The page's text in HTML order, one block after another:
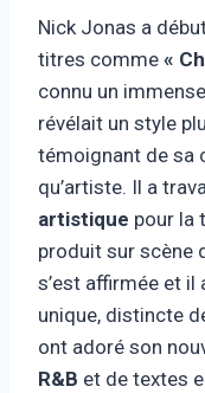
Nick Jonas a
titres comme «
connu un
révélait un style
témoignant de sa
qu’artiste. Il a
artistique pour la
produit sur scène
s’est affirmée et
unique, distincte
ont adoré son
R&B et de textes